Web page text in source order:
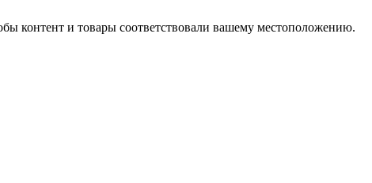
контент и товары соответствовали вашему местоположению.